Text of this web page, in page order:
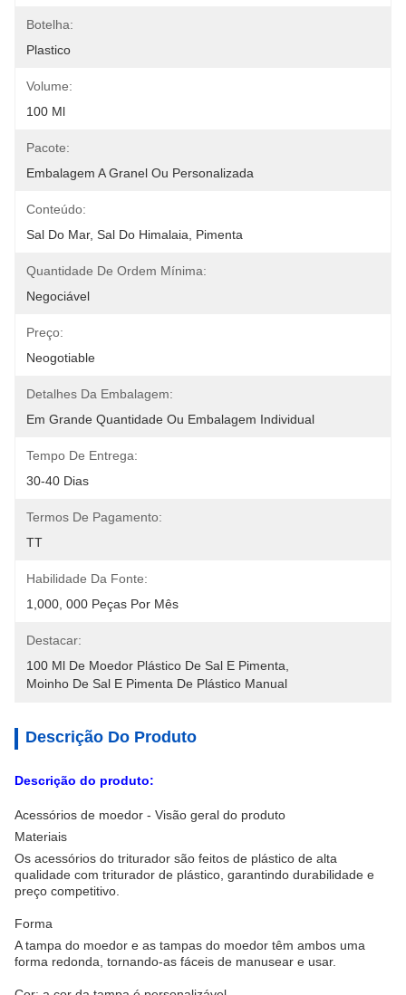
Botelha:
Plastico
Volume:
100 Ml
Pacote:
Embalagem A Granel Ou Personalizada
Conteúdo:
Sal Do Mar, Sal Do Himalaia, Pimenta
Quantidade De Ordem Mínima:
Negociável
Preço:
Neogotiable
Detalhes Da Embalagem:
Em Grande Quantidade Ou Embalagem Individual
Tempo De Entrega:
30-40 Dias
Termos De Pagamento:
TT
Habilidade Da Fonte:
1,000, 000 Peças Por Mês
Destacar:
100 Ml De Moedor Plástico De Sal E Pimenta
Moinho De Sal E Pimenta De Plástico Manual
Descrição Do Produto
Descrição do produto:
Acessórios de moedor - Visão geral do produto
Materiais
Os acessórios do triturador são feitos de plástico de alta
qualidade com triturador de plástico, garantindo durabilidade e
preço competitivo.
Forma
A tampa do moedor e as tampas do moedor têm ambos uma
forma redonda, tornando-as fáceis de manusear e usar.